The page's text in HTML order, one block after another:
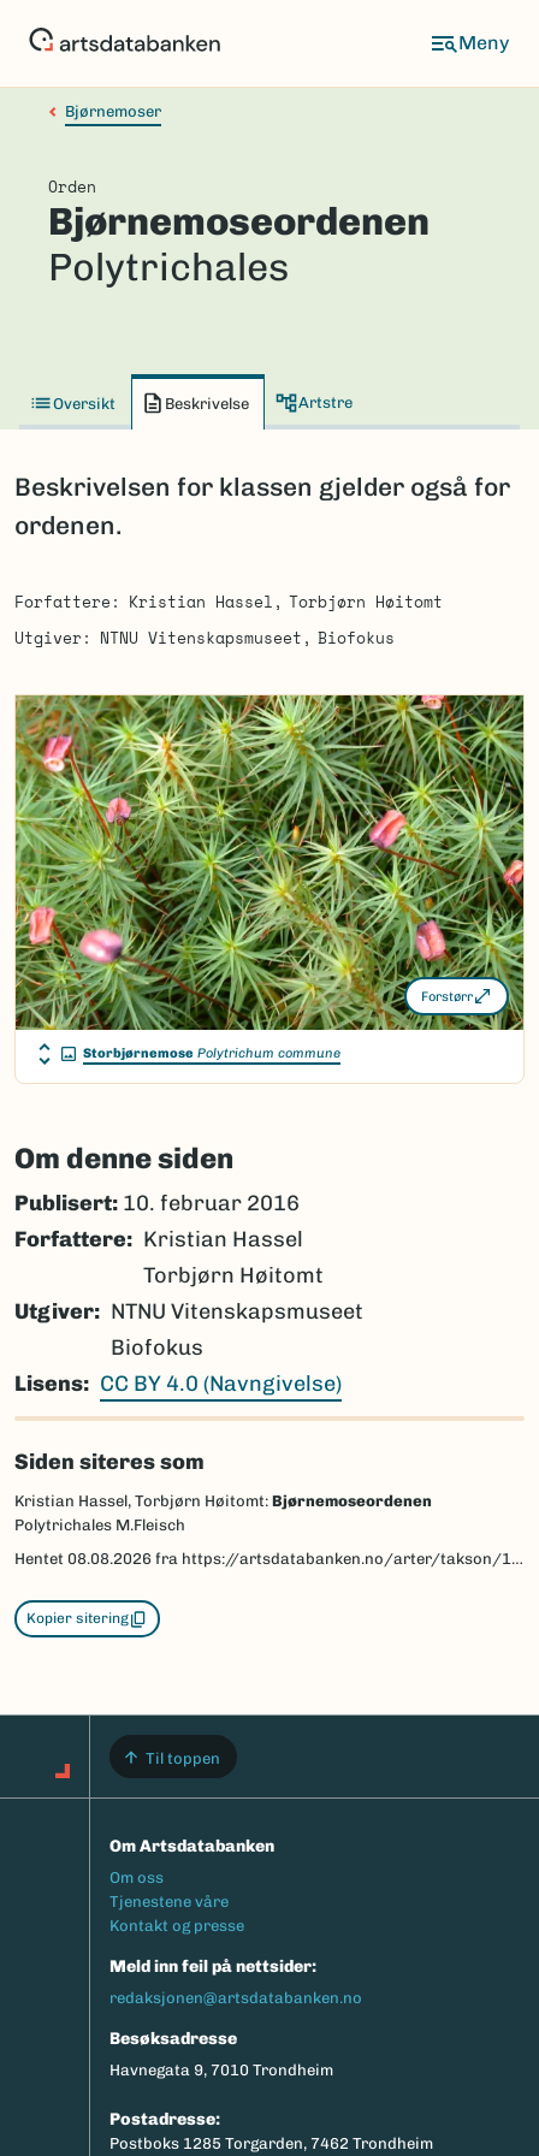
Bjørnemoser
Orden
Bjørnemoseordenen
Polytrichales
Oversikt Beskrivelse Artstre
Beskrivelsen for klassen gjelder også for
ordenen.
Forfattere Kristian Hassel
Torbjørn Høitomt
Utgiver
NTNU Vitenskapsmuseet Biofokus
Forstørr
Storbjørnemose Polytrichum commune
Om denne siden
Publisert: 10. februar 2016
Forfattere
Kristian Hassel
Torbjørn Høitomt
Utgiver
NTNU Vitenskapsmuseet
Biofokus
Lisens
CC BY 4.0 (Navngivelse)
Siden siteres som
Kristian Hassel, Torbjørn Høitomt: Bjørnemoseordenen
Polytrichales M.Fleisch
Hentet 08.08.2026 fra https://artsdatabanken.no/arter/takson/1181/beskrivelse
Kopier sitering
Til toppen
Om Artsdatabanken
Footermeny
Om oss
Tjenestene våre
Kontakt og presse
Meld inn feil på nettsider:
redaksjonen@artsdatabanken.no
Besøksadresse
Havnegata 9, 7010 Trondheim
Postadresse:
Postboks 1285 Torgarden, 7462 Trondheim